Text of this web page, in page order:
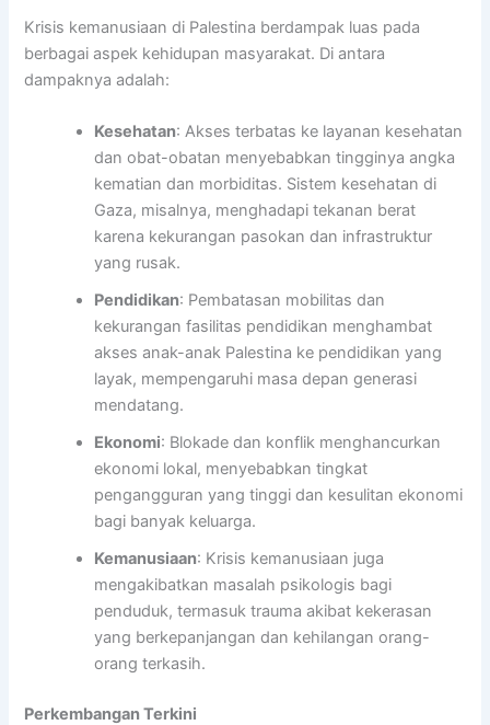
Krisis kemanusiaan di Palestina berdampak luas pada
berbagai aspek kehidupan masyarakat. Di antara
dampaknya adalah:
Kesehatan: Akses terbatas ke layanan kesehatan
dan obat-obatan menyebabkan tingginya angka
kematian dan morbiditas. Sistem kesehatan di
Gaza, misalnya, menghadapi tekanan berat
karena kekurangan pasokan dan infrastruktur
yang rusak.
Pendidikan: Pembatasan mobilitas dan
kekurangan fasilitas pendidikan menghambat
akses anak-anak Palestina ke pendidikan yang
layak, mempengaruhi masa depan generasi
mendatang.
Ekonomi: Blokade dan konflik menghancurkan
ekonomi lokal, menyebabkan tingkat
pengangguran yang tinggi dan kesulitan ekonomi
bagi banyak keluarga.
Kemanusiaan: Krisis kemanusiaan juga
mengakibatkan masalah psikologis bagi
penduduk, termasuk trauma akibat kekerasan
yang berkepanjangan dan kehilangan orang-
orang terkasih.
Perkembangan Terkini